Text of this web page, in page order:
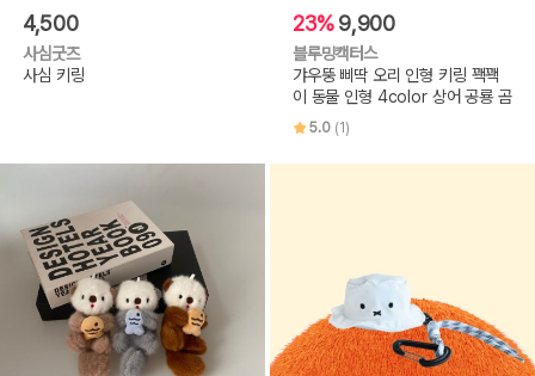
4,500
사심굿즈
사심 키링
23%9,900
블루밍캑터스
갸우뚱 삐딱 오리 인형 키링 꽥꽥
이 동물 인형 4color 상어 공룡 곰
5.0 (1)